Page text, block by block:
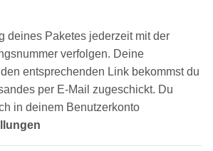
deines Paketes jederzeit mit der
verfolgen. Deine
entsprechenden Link bekommst du
per E-Mail zugeschickt. Du
in deinem Benutzerkonto